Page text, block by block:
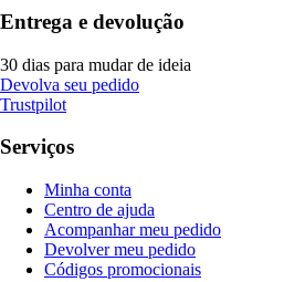
Entrega e devolução
30 dias para mudar de ideia
Devolva seu pedido
Trustpilot
Serviços
Minha conta
Centro de ajuda
Acompanhar meu pedido
Devolver meu pedido
Códigos promocionais